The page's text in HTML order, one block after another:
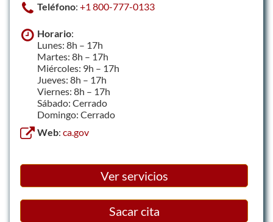
Teléfono: +1 800-777-0133
Horario:
Lunes: 8h – 17h
Martes: 8h – 17h
Miércoles: 9h – 17h
Jueves: 8h – 17h
Viernes: 8h – 17h
Sábado: Cerrado
Domingo: Cerrado
Web: ca.gov
Ver servicios
Sacar cita